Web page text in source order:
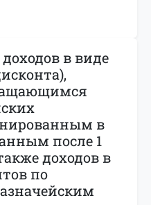
в виде
в
после 1
доходов в
по